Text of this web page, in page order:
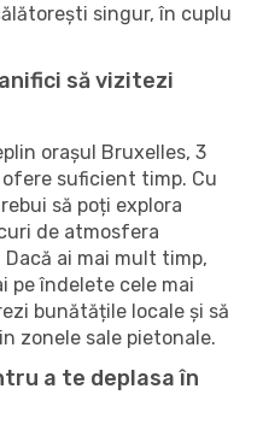
singur, în cuplu
să vizitezi
orașul Bruxelles, 3
suficient timp. Cu
să poți explora
de atmosfera
ai mai mult timp,
pe îndelete cele mai
bunătățile locale și să
zonele sale pietonale.
a te deplasa în